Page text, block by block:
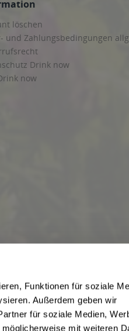
Funktionen für soziale
Außerdem geben wir
für soziale Medien,
mit weiteren
löschen
und Zahlungsbedingungen
Drink now
now